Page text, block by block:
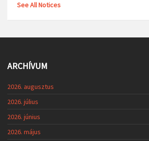
See All Notices
ARCHÍVUM
2026. augusztus
2026. július
2026. június
2026. május